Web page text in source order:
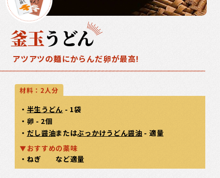
釜玉うどん
アツアツの麺にからんだ卵が最高!
材料：2人分
・ 半生うどん - 1袋
・卵 - 2個
・ だし醤油またはぶっかけうどん醤油 - 適量
おすすめの薬味
・ねぎ など適量